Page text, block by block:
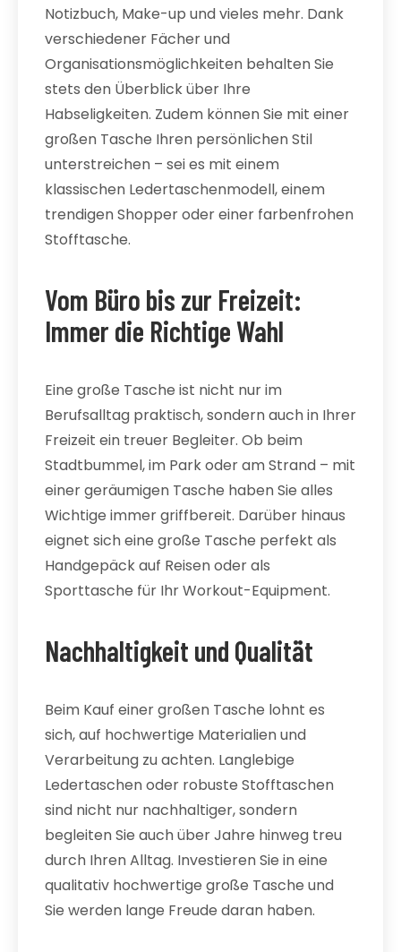
Notizbuch, Make-up und vieles mehr. Dank
verschiedener Fächer und
Organisationsmöglichkeiten behalten Sie
stets den Überblick über Ihre
Habseligkeiten. Zudem können Sie mit einer
großen Tasche Ihren persönlichen Stil
unterstreichen – sei es mit einem
klassischen Ledertaschenmodell, einem
trendigen Shopper oder einer farbenfrohen
Stofftasche.
Vom Büro bis zur Freizeit:
Immer die Richtige Wahl
Eine große Tasche ist nicht nur im
Berufsalltag praktisch, sondern auch in Ihrer
Freizeit ein treuer Begleiter. Ob beim
Stadtbummel, im Park oder am Strand – mit
einer geräumigen Tasche haben Sie alles
Wichtige immer griffbereit. Darüber hinaus
eignet sich eine große Tasche perfekt als
Handgepäck auf Reisen oder als
Sporttasche für Ihr Workout-Equipment.
Nachhaltigkeit und Qualität
Beim Kauf einer großen Tasche lohnt es
sich, auf hochwertige Materialien und
Verarbeitung zu achten. Langlebige
Ledertaschen oder robuste Stofftaschen
sind nicht nur nachhaltiger, sondern
begleiten Sie auch über Jahre hinweg treu
durch Ihren Alltag. Investieren Sie in eine
qualitativ hochwertige große Tasche und
Sie werden lange Freude daran haben.